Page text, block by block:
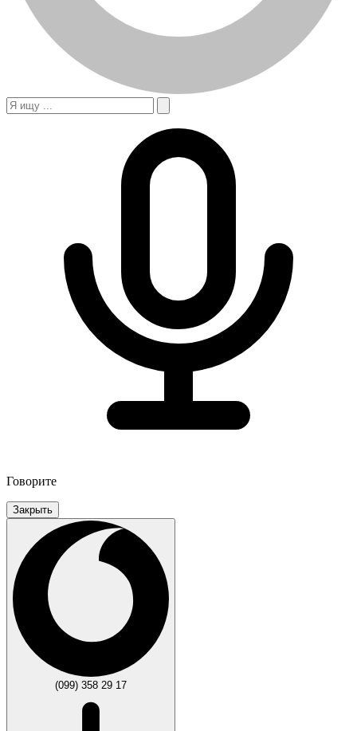
Говорите
Закрыть
(099) 358 29 17